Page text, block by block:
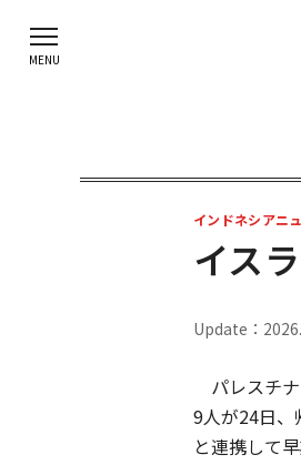
インドネシアニ
イス
Update：
パレスチ
9人が24日、
と連携して